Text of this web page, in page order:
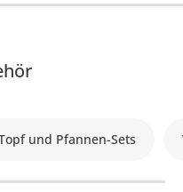
und Pfannen-Sets